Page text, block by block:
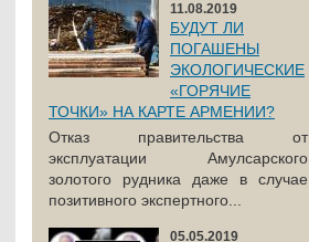
11.08.2019
БУДУТ ЛИ
ПОГАШЕНЫ
ЭКОЛОГИЧЕСКИЕ
«ГОРЯЧИЕ
ТОЧКИ» НА КАРТЕ АРМЕНИИ?
Отказ правительства от
эксплуатации Амулсарского
золотого рудника даже в случае
позитивного экспертного...
05.05.2019